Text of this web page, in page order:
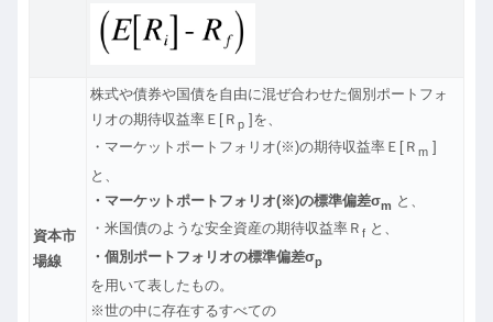
資本市
場線
株式や債券や国債を自由に混ぜ合わせた個別ポートフォ
リオの期待収益率Ｅ[Ｒ p ]を、
・マーケットポートフォリオ(※)の期待収益率Ｅ[Ｒ m ]
と、
・マーケットポートフォリオ(※)の標準偏差σm と、
・米国債のような安全資産の期待収益率Ｒ f と、
・個別ポートフォリオの標準偏差σp
を用いて表したもの。
※世の中に存在するすべての